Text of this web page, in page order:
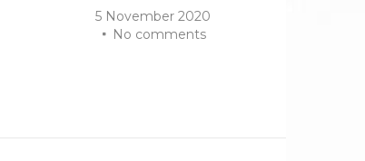
5 November 2020
No comments